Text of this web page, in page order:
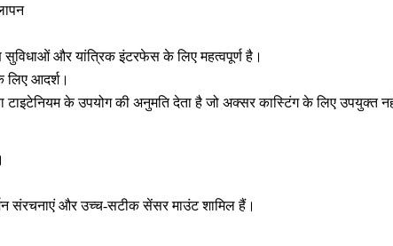
सुविधाओं और यांत्रिक इंटरफेस के लिए महत्वपूर्ण है।
लिए आदर्श।
के उपयोग की अनुमति देता है जो अक्सर कास्टिंग के लिए उपयुक्त
संरचनाएं और उच्च-सटीक सेंसर माउंट शामिल हैं।